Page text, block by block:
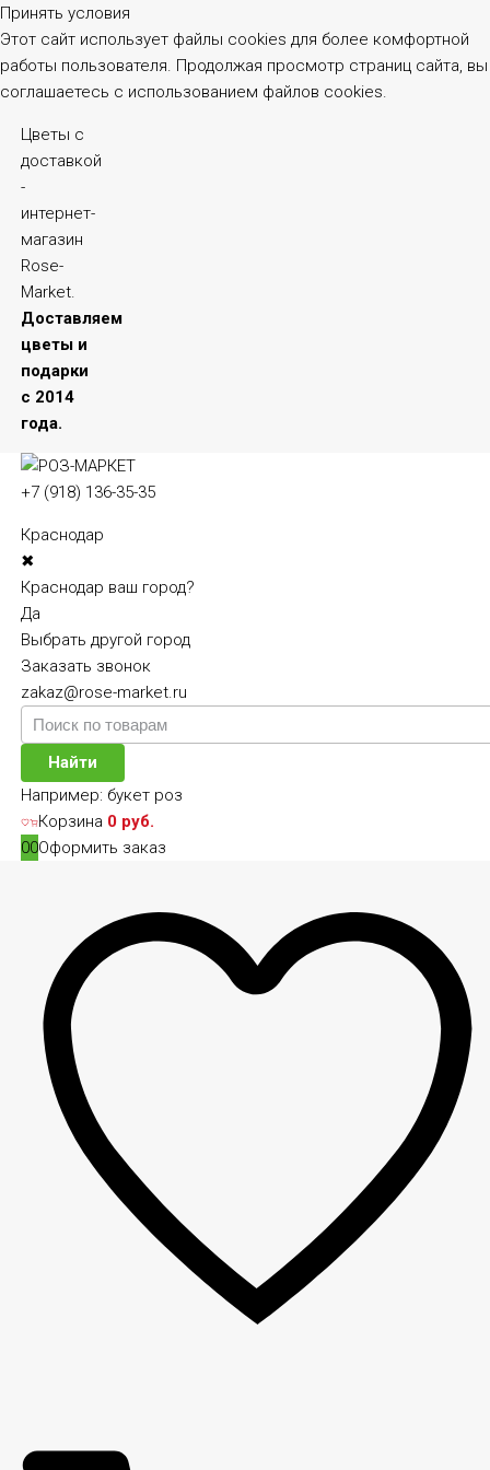
Принять условия
Этот сайт использует файлы cookies для более комфортной
работы пользователя. Продолжая просмотр страниц сайта, вы
соглашаетесь с использованием файлов cookies.
Цветы с
доставкой
-
интернет-
магазин
Rose-
Market.
Доставляем
цветы и
подарки
с 2014
года.
+7 (918) 136-35-35
Краснодар
✖
Краснодар ваш город?
Да
Выбрать другой город
Заказать звонок
zakaz@rose-market.ru
Найти
Например: букет роз
00
Корзина 0 руб.
Оформить заказ